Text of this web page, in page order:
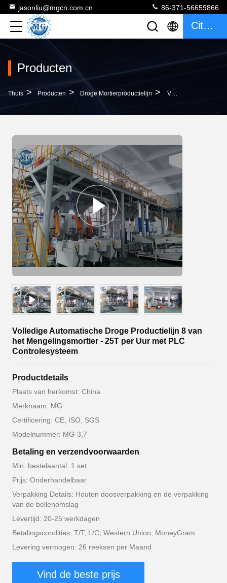
jasonliu@mgcn.com.cn 86-371-56659866
Citaat
Producten
Thuis > Producten > Droge Mortierproductielijn > Volledige Automatische Droge Productielijn 8 Van Het Mengelingsmortier - 25T Per Uur Met PLC Controlesysteem
Volledige Automatische Droge Productielijn 8 van
het Mengelingsmortier - 25T per Uur met PLC
Controlesysteem
Productdetails
Plaats van herkomst: China
Merknaam: MG
Certificering: CE, ISO, SGS
Modelnummer: MG-3,7
Betaling en verzendvoorwaarden
Min. bestelaantal: 1 set
Prijs: Onderhandelbaar
Verpakking Details: Houten doosverpakking en de verpakking
van de bellenomslag
Levertijd: 20-25 werkdagen
Betalingscondities: T/T, L/C, Western Union, MoneyGram
Levering vermogen: 26 reeksen per Maand
Vind de beste prijs